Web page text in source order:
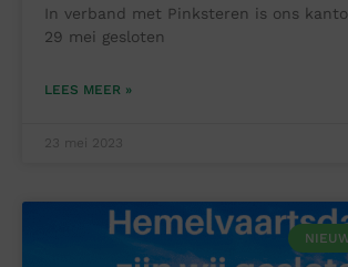
In verband met Pinksteren is ons
29 mei gesloten
LEES MEER »
23 mei 2023